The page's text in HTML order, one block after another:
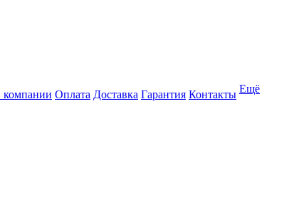
Оплата Доставка Гарантия Контакты Ещё